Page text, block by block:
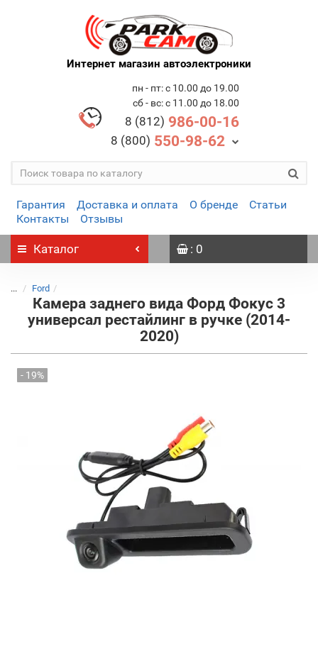
Интернет магазин автоэлектроники
пн - пт: с 10.00 до 19.00
сб - вс: с 11.00 до 18.00
8 (812) 986-00-16
8 (800) 550-98-62
Гарантия Доставка и оплата О бренде
Статьи
Контакты
Отзывы
Каталог : 0
... Ford
Камера заднего вида Форд Фокус 3
универсал рестайлинг в ручке (2014-
2020)
- 19%